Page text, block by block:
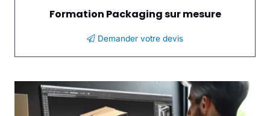
Formation Packaging sur mesure
Demander votre devis